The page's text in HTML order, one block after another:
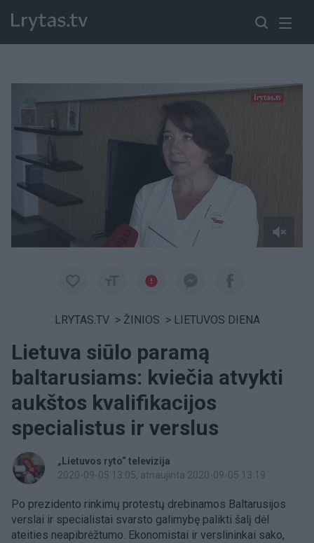
Paremkite Ukrainą
LRYTAS.TV > ŽINIOS > LIETUVOS DIENA
Lietuva siūlo paramą
baltarusiams: kviečia atvykti
aukštos kvalifikacijos
specialistus ir verslus
„Lietuvos ryto“ televizija
2020-09-05 13:05, atnaujinta 2020-09-05 13:19
Po prezidento rinkimų protestų drebinamos Baltarusijos
verslai ir specialistai svarsto galimybę palikti šalį dėl
ateities neapibrėžtumo. Ekonomistai ir verslininkai sako,